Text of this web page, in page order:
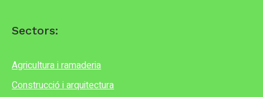
Sectors:
Agricultura i ramaderia
Construcció i arquitectura